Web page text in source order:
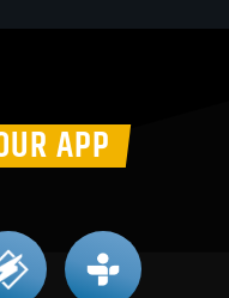
APP